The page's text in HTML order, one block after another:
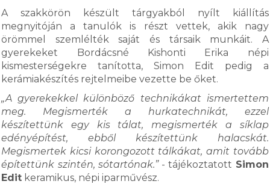
A szakkörön készült tárgyakból nyílt kiállítás
megnyitóján a tanulók is részt vettek, akik nagy
örömmel szemlélték saját és társaik munkáit. A
gyerekeket Bordácsné Kishonti Erika népi
kismesterségekre tanította, Simon Edit pedig a
kerámiakészítés rejtelmeibe vezette be őket.
„A gyerekekkel különböző technikákat ismertettem
meg. Megismerték a hurkatechnikát, ezzel
készítettünk egy kis tálat, megismerték a síklap
edényépítést, ebből készítettünk halacskát.
Megismertek kicsi korongozott tálkákat, amit tovább
építettünk szintén, sótartónak.”- tájékoztatott Simon
Edit keramikus, népi iparművész.